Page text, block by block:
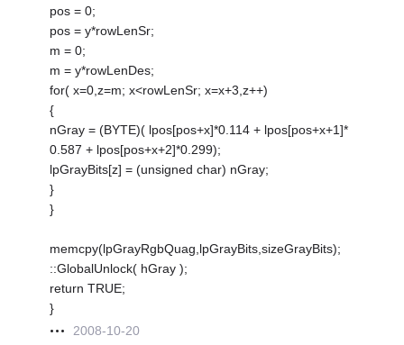
pos = 0;
pos = y*rowLenSr;
m = 0;
m = y*rowLenDes;
for( x=0,z=m; x<rowLenSr; x=x+3,z++)
{
nGray = (BYTE)( lpos[pos+x]*0.114 + lpos[pos+x+1]*
0.587 + lpos[pos+x+2]*0.299);
lpGrayBits[z] = (unsigned char) nGray;
}
}
memcpy(lpGrayRgbQuag,lpGrayBits,sizeGrayBits);
::GlobalUnlock( hGray );
return TRUE;
}
2008-10-20